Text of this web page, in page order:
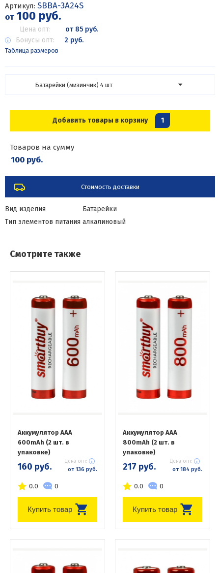
Артикул: SBBA-3A24S
от100 руб.
Цена опт:
от 85 руб.
Бонусы опт:
2 руб.
Таблица размеров
Батарейки (мизинчик) 4 шт
Добавить товары в корзину 1
Товаров на сумму
100 руб.
Стоимость доставки
Вид изделия
Батарейки
Тип элементов питания алкалиновый
Смотрите также
Аккумулятор AAA
600mAh (2 шт. в
упаковке)
160 руб. Цена опт:
от 136 руб.
0.0 0
Купить товар
Аккумулятор AAА
800mAh (2 шт. в
упаковке)
217 руб. Цена опт:
от 184 руб.
0.0 0
Купить товар